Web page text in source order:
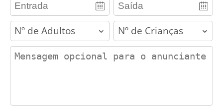
adults children
contact_message